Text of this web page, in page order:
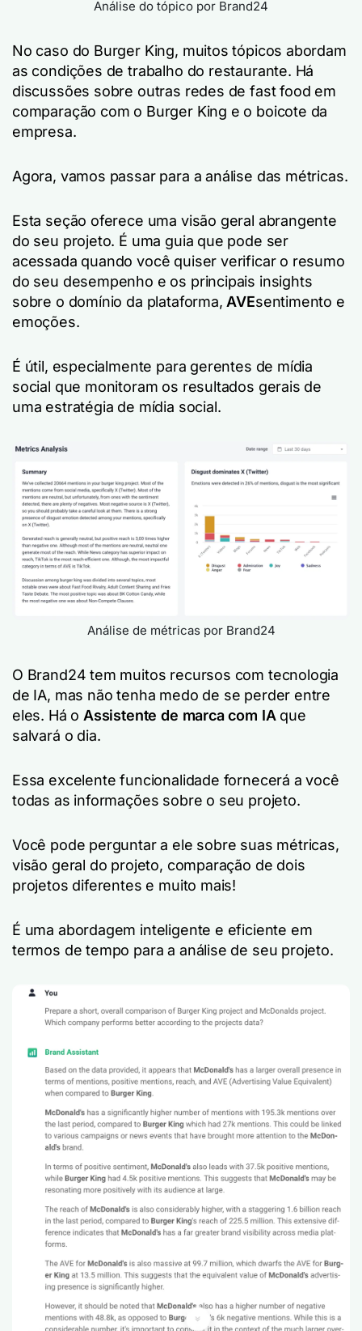
Análise do tópico por Brand24
No caso do Burger King, muitos tópicos abordam
as condições de trabalho do restaurante. Há
discussões sobre outras redes de fast food em
comparação com o Burger King e o boicote da
empresa.
Agora, vamos passar para a análise das métricas.
Esta seção oferece uma visão geral abrangente
do seu projeto. É uma guia que pode ser
acessada quando você quiser verificar o resumo
do seu desempenho e os principais insights
sobre o domínio da plataforma, AVEsentimento e
emoções.
É útil, especialmente para gerentes de mídia
social que monitoram os resultados gerais de
uma estratégia de mídia social.
Análise de métricas por Brand24
O Brand24 tem muitos recursos com tecnologia
de IA, mas não tenha medo de se perder entre
eles. Há o Assistente de marca com IAque
salvará o dia.
Essa excelente funcionalidade fornecerá a você
todas as informações sobre o seu projeto.
Você pode perguntar a ele sobre suas métricas,
visão geral do projeto, comparação de dois
projetos diferentes e muito mais!
É uma abordagem inteligente e eficiente em
termos de tempo para a análise de seu projeto.